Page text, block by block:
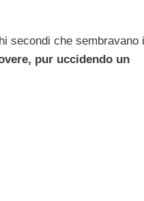
secondi che sembravano
pur uccidendo un